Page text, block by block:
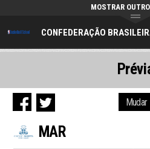
CONFEDERAÇÃO
MOSTRAR
MAR